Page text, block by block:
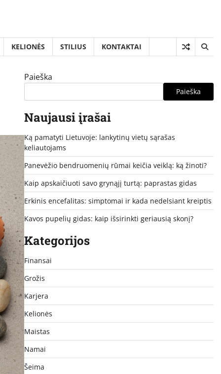
KELIONĖS STILIUS KONTAKTAI
Paieška
Paieška
Naujausi įrašai
Ką pamatyti Lietuvoje: lankytinų vietų sąrašas
keliautojams
Panevėžio bendruomenių rūmai keičia veiklą: ką žinoti?
Kaip apskaičiuoti savo grynąjį turtą: paprastas gidas
Erkinis encefalitas: simptomai ir kada nedelsiant kreiptis
Kavos pupelių gidas: kaip išsirinkti geriausią skonį?
Kategorijos
Finansai
Grožis
Karjera
Kelionės
Maistas
Namai
Šeima